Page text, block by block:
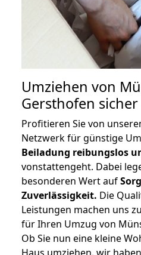
Umziehen von
Gersthofen
Profitieren Sie von
Netzwerk für günstige
Beiladung reibungslos
vonstattengeht. Dabei
besonderen Wert auf
Zuverlässigkeit. Die
Leistungen machen uns
für Ihren Umzug von
Ob Sie nun eine kleine